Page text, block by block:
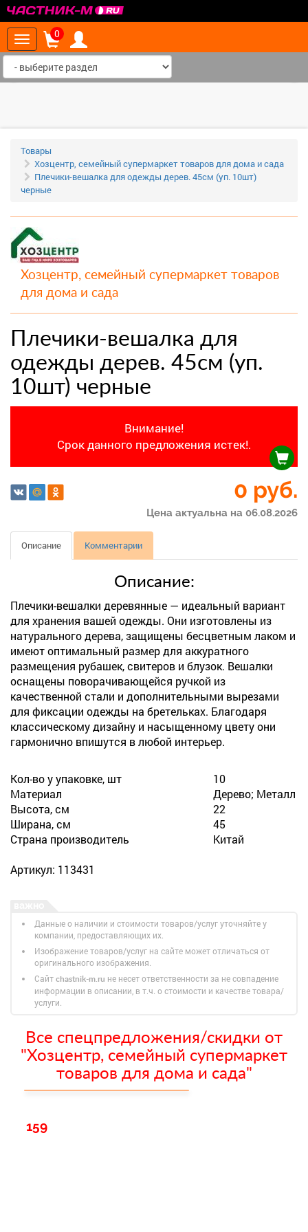
Toggle
navigation
0
Товары
Хозцентр, семейный супермаркет товаров для дома и сада
Плечики-вешалка для одежды дерев. 45см (уп. 10шт)
черные
Хозцентр, семейный супермаркет товаров
для дома и сада
Плечики-вешалка для
одежды дерев. 45см (уп.
10шт) черные
Внимание!
Срок данного предложения истек!.
0 руб.
Цена актуальна на 06.08.2026
Описание Комментарии
Описание:
Плечики-вешалки деревянные — идеальный вариант
для хранения вашей одежды. Они изготовлены из
натурального дерева, защищены бесцветным лаком и
имеют оптимальный размер для аккуратного
размещения рубашек, свитеров и блузок. Вешалки
оснащены поворачивающейся ручкой из
качественной стали и дополнительными вырезами
для фиксации одежды на бретельках. Благодаря
классическому дизайну и насыщенному цвету они
гармонично впишутся в любой интерьер.
Кол-во у упаковке, шт
10
Материал
Дерево; Металл
Высота, см
22
Ширана, см
45
Страна производитель
Китай
Артикул: 113431
Данные о наличии и стоимости товаров/услуг уточняйте у
компании, предоставляющих их.
Изображение товаров/услуг на сайте может отличаться от
оригинального изображения.
Сайт chastnik-m.ru не несет ответственности за не совпадение
информации в описании, в т.ч. о стоимости и качестве товара/
услуги.
Все спецпредложения/скидки от
"Хозцентр, семейный супермаркет
товаров для дома и сада"
159
‹